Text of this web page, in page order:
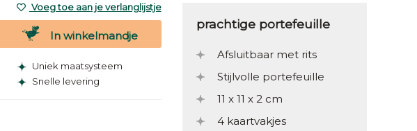
Voeg toe aan je verlanglijstje
In winkelmandje
Uniek maatsysteem
Snelle levering
prachtige portefeuille
Afsluitbaar met rits
Stijlvolle portefeuille
11 x 11 x 2 cm
4 kaartvakjes